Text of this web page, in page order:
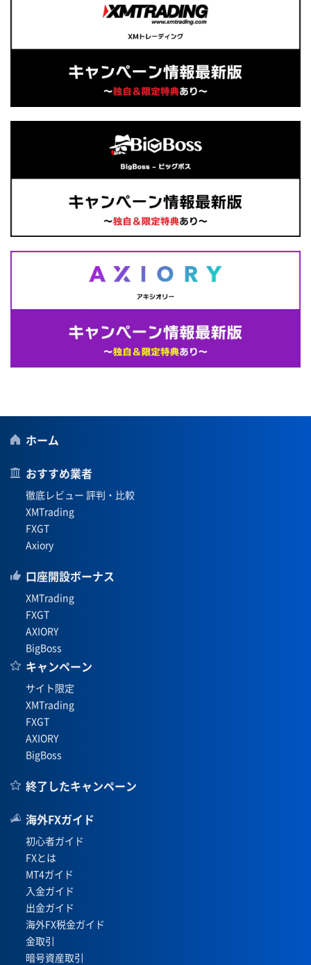
ホーム
おすすめ業者
徹底レビュー 評判・比較
XMTrading
FXGT
Axiory
口座開設ボーナス
XMTrading
FXGT
AXIORY
BigBoss
キャンペーン
サイト限定
XMTrading
FXGT
AXIORY
BigBoss
終了したキャンペーン
海外FXガイド
初心者ガイド
FXとは
MT4ガイド
入金ガイド
出金ガイド
海外FX税金ガイド
金取引
暗号資産取引